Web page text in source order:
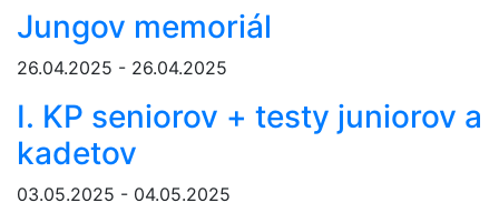
Jungov memoriál
26.04.2025 - 26.04.2025
I. KP seniorov + testy juniorov a
kadetov
03.05.2025 - 04.05.2025